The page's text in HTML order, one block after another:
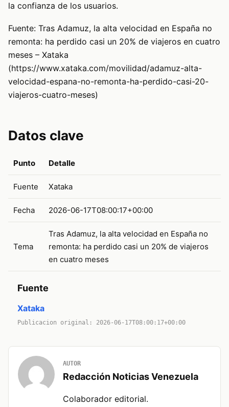
la confianza de los usuarios.
Fuente: Tras Adamuz, la alta velocidad en España no
remonta: ha perdido casi un 20% de viajeros en cuatro
meses – Xataka
(https://www.xataka.com/movilidad/adamuz-alta-
velocidad-espana-no-remonta-ha-perdido-casi-20-
viajeros-cuatro-meses)
Datos clave
Punto Detalle
Fuente Xataka
Fecha 2026-06-17T08:00:17+00:00
Tema
Tras Adamuz, la alta velocidad en España no
remonta: ha perdido casi un 20% de viajeros
en cuatro meses
Fuente
Xataka
Publicacion original: 2026-06-17T08:00:17+00:00
AUTOR
Redacción Noticias Venezuela
Colaborador editorial.